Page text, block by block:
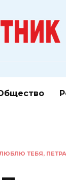
ТЕБЯ,